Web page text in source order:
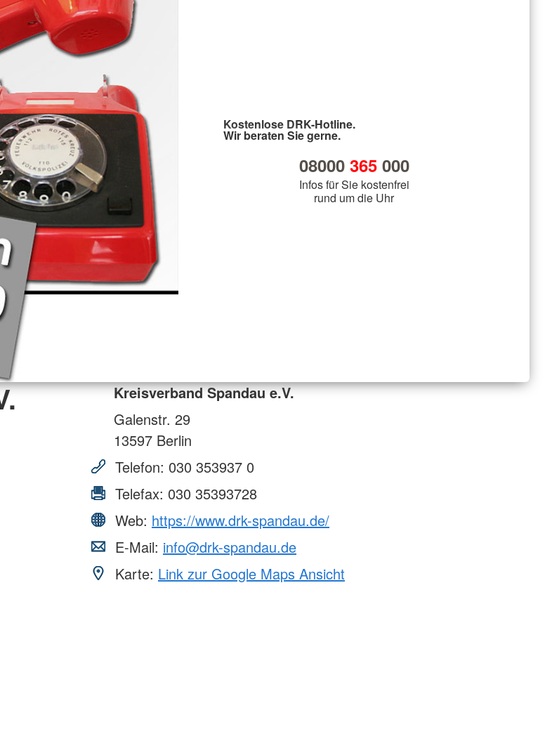
Kostenlose DRK-Hotline.
Wir beraten Sie gerne.
08000 365000
Infos für Sie kostenfrei
rund um die Uhr
Kreisverband Spandau e.V.
Galenstr. 29
13597 Berlin
Telefon: 030 353937 0
Telefax: 030 35393728
Web: https://www.drk-spandau.de/
E-Mail: info@drk-spandau.de
Karte: Link zur Google Maps Ansicht